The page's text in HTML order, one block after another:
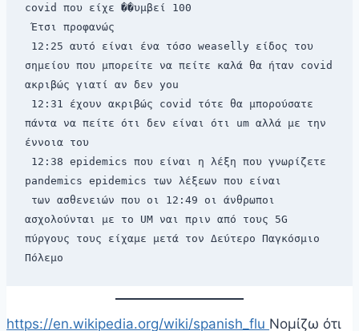
covid που είχε ��υμβεί 100
Έτσι προφανώς
σημείου που μπορείτε να πείτε καλά θα ήταν covid
ακριβώς γιατί αν δεν you
πάντα να πείτε ότι δεν είναι ότι um αλλά με την
έννοια του
pandemics epidemics των λέξεων που είναι
ασχολούνται με το UM ναι πριν από τους 5G
πύργους τους είχαμε μετά τον Δεύτερο Παγκόσμιο
Πόλεμο
https://en.wikipedia.org/wiki/spanish_flu Νομίζω ότι